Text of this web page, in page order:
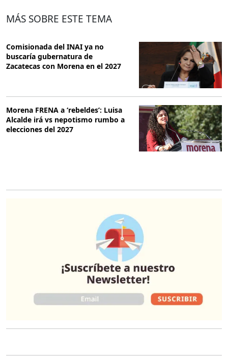
MÁS SOBRE ESTE TEMA
Comisionada del INAI ya no
buscaría gubernatura de
Zacatecas con Morena en el 2027
Morena FRENA a ‘rebeldes’: Luisa
Alcalde irá vs nepotismo rumbo a
elecciones del 2027